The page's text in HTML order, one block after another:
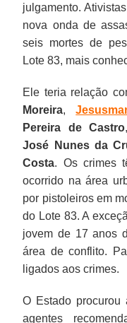
julgamento.
nova onda de
seis mortes de
Lote 83, mais
Ele teria relação
Moreira,
Pereira de Castro
José Nunes da
Costa. Os crimes
ocorrido na área
por pistoleiros em
do Lote 83. A
jovem de 17 anos
área de conflito.
ligados aos crimes.
O Estado procurou
agentes